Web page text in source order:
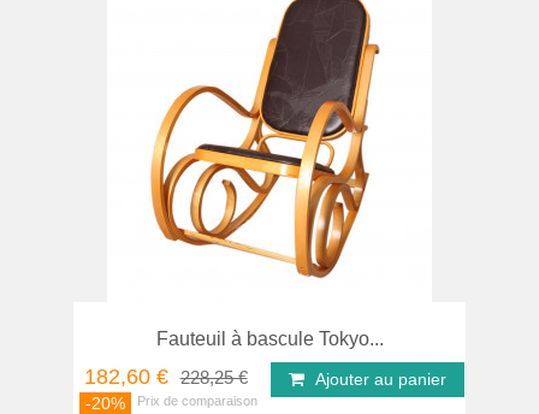
Fauteuil à bascule Tokyo...
182,60 € 228,25 €
-20%
Ajouter au panier